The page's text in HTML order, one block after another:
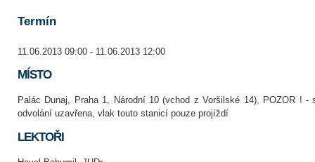
Termín
11.06.2013 09:00 - 11.06.2013 12:00
MÍSTO
Palác Dunaj, Praha 1, Národní 10 (vchod z Voršilské 14), POZOR ! -
odvolání uzavřena, vlak touto stanicí pouze projíždí
LEKTOŘI